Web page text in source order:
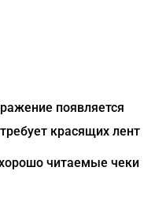
появляется
красящих лент
читаемые чеки